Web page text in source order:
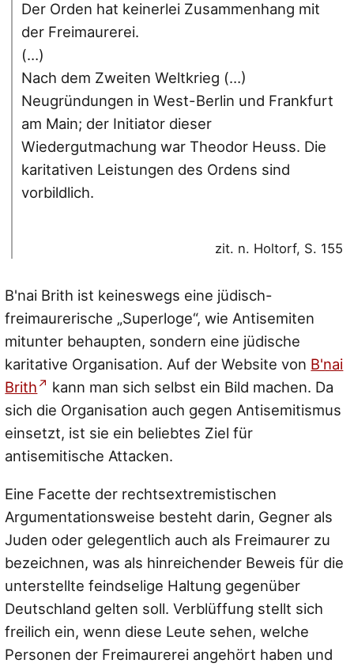
Der Orden hat keinerlei Zusammenhang mit
der Freimaurerei.
(…)
Nach dem Zweiten Weltkrieg (…)
Neugründungen in West-Berlin und Frankfurt
am Main; der Initiator dieser
Wiedergutmachung war Theodor Heuss. Die
karitativen Leistungen des Ordens sind
vorbildlich.
zit. n. Holtorf, S. 155
B'nai Brith ist keineswegs eine jüdisch-
freimaurerische „Superloge“, wie Antisemiten
mitunter behaupten, sondern eine jüdische
karitative Organisation. Auf der Website von B'nai
Brith
kann man sich selbst ein Bild machen. Da
sich die Organisation auch gegen Antisemitismus
einsetzt, ist sie ein beliebtes Ziel für
antisemitische Attacken.
Eine Facette der rechtsextremistischen
Argumentationsweise besteht darin, Gegner als
Juden oder gelegentlich auch als Freimaurer zu
bezeichnen, was als hinreichender Beweis für die
unterstellte feindselige Haltung gegenüber
Deutschland gelten soll. Verblüffung stellt sich
freilich ein, wenn diese Leute sehen, welche
Personen der Freimaurerei angehört haben und